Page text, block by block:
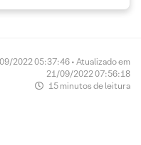
2022 05:37:46 • Atualizado em
21/09/2022 07:56:18
15 minutos de leitura